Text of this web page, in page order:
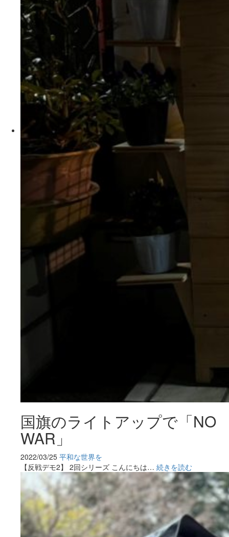
国旗のライトアップで「NO
WAR」
2022/03/25 平和な世界を
【反戦デモ2】 2回シリーズ こんにちは… 続きを読む